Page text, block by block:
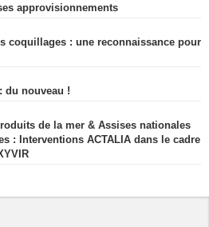
approvisionnements
coquillages : une reconnaissance pour
du nouveau !
de la mer & Assises nationales
: Interventions ACTALIA dans le cadre